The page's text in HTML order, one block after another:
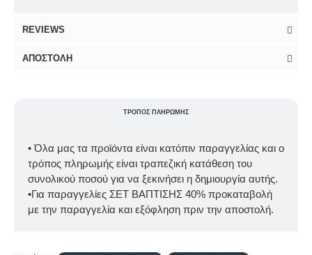
REVIEWS
ΑΠΟΣΤΟΛΉ
ΤΡΌΠΟΣ ΠΛΗΡΩΜΉΣ
• Όλα μας τα προϊόντα είναι κατόπιν παραγγελίας και ο
τρόπος πληρωμής είναι τραπεζική κατάθεση του
συνολικού ποσού για να ξεκινήσει η δημιουργία αυτής.
•Για παραγγελίες ΣΕΤ ΒΑΠΤΙΣΗΣ 40% προκαταβολή
με την παραγγελία και εξόφληση πριν την αποστολή.